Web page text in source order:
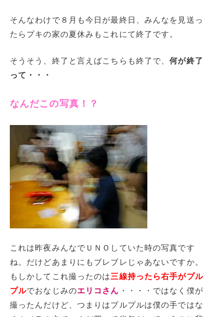
そんなわけで８月も今日が最終日、みんなを見送っ
たらプキの家の夏休みもこれにて終了です。
そうそう、終了と言えばこちらも終了で、何が終了
って・・・
なんだこの写真！？
これは昨夜みんなでＵＮＯしていた時の写真です
ね。だけどあまりにもブレブレじゃあないですか。
もしかしてこれ撮ったのは三線持ったら右手がプル
プルでおなじみのエリコさん ・・・・ではなく僕が
撮ったんだけど、つまりはプルプルは僕の手ではな